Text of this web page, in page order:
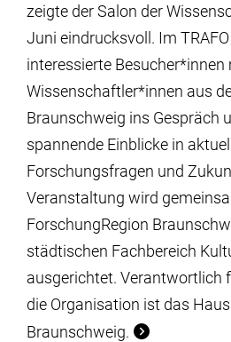
zeigte der Salon der
Juni eindrucksvoll. Im
interessierte Besucher*innen
Wissenschaftler*innen aus
Braunschweig ins Gespräch
spannende Einblicke in
Forschungsfragen und
Veranstaltung wird
ForschungRegion
städtischen Fachbereich
ausgerichtet. Verantwortlich
die Organisation ist das
Braunschweig.